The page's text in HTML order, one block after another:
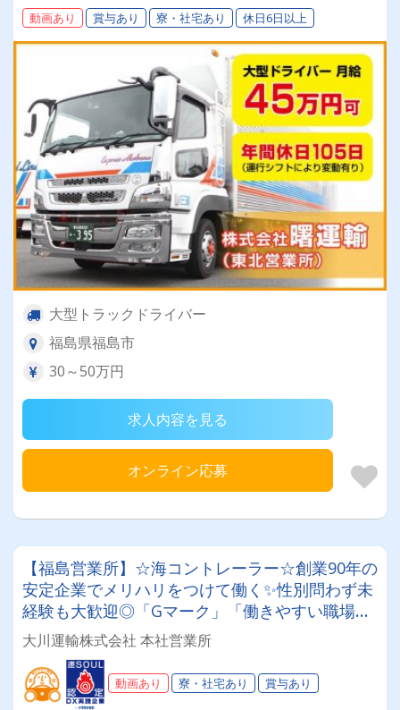
動画あり 賞与あり 寮・社宅あり 休日6日以上
大型トラックドライバー
福島県福島市
30～50万円
求人内容を見る
オンライン応募
【福島営業所】☆海コントレーラー☆創業90年の
安定企業でメリハリをつけて働く✨性別問わず未
経験も大歓迎◎「Gマーク」「働きやすい職場認
証制度」取得済み★入社祝い金や表彰制度など福
利厚生も充実♪♪
大川運輸株式会社 本社営業所
動画あり 寮・社宅あり 賞与あり